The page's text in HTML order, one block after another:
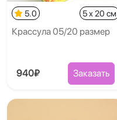
5.0 5 x 20 см
Крассула 05/20 размер
940₽ Заказать